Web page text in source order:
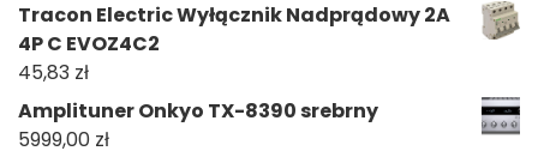
Tracon Electric Wyłącznik Nadprądowy 2A
4P C EVOZ4C2
45,83 zł
Amplituner Onkyo TX-8390 srebrny
5999,00 zł